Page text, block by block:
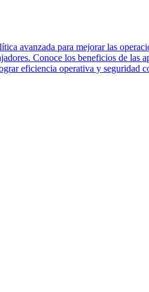
avanzada para mejorar las
Conoce los beneficios de las
eficiencia operativa y seguridad